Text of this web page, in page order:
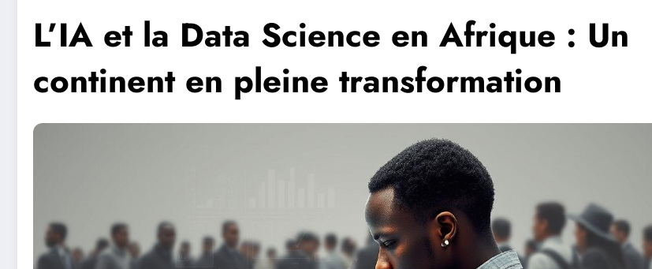
L’IA et la Data Science en Afrique : Un
continent en pleine transformation